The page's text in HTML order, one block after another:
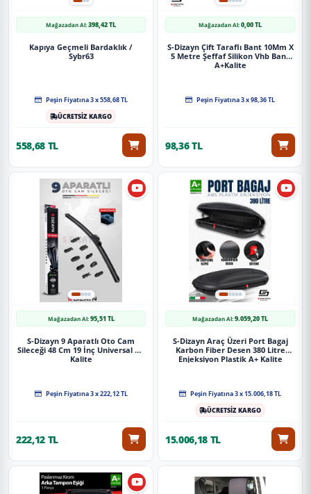
Mağazadan Al:398,42 TL
Kapıya Geçmeli Bardaklık /
Sybr63
Peşin Fiyatına 3 x 558,68 TL
ÜCRETSİZ KARGO
558,68 TL
Mağazadan Al:0,00 TL
S-Dizayn Çift Taraflı Bant 10Mm X
5 Metre Şeffaf Silikon Vhb Bant
A+Kalite
Peşin Fiyatına 3 x 98,36 TL
98,36 TL
Mağazadan Al:95,51 TL
S-Dizayn 9 Aparatlı Oto Cam
Sileceği 48 Cm 19 İnç Universal A+
Kalite
Peşin Fiyatına 3 x 222,12 TL
222,12 TL
Mağazadan Al:9.059,20 TL
S-Dizayn Araç Üzeri Port Bagaj
Karbon Fiber Desen 380 Litre
Enjeksiyon Plastik A+ Kalite
Peşin Fiyatına 3 x 15.006,18 TL
ÜCRETSİZ KARGO
15.006,18 TL